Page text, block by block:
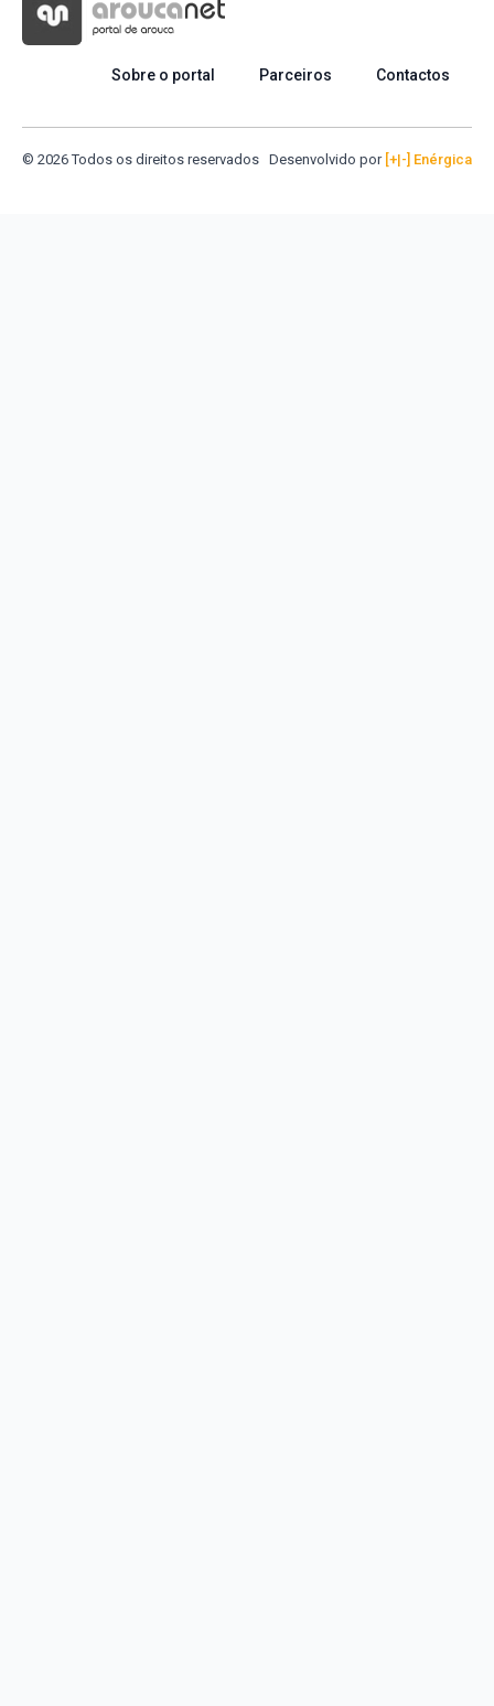
Sobre o portal Parceiros Contactos
© 2026 Todos os direitos reservados Desenvolvido por [+|-] Enérgica